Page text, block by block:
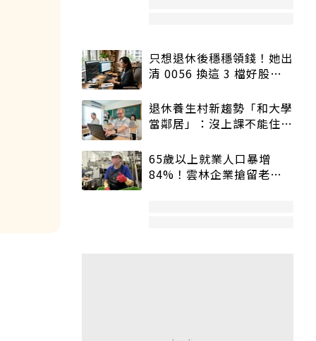
只想退休後穩穩領錢！她出
清 0056 換這 3 檔好股：
退休養生村新趨勢「和大學
當鄰居」：沒上課不能住、
65歲以上就業人口暴增
84%！雲林企業搶留老員